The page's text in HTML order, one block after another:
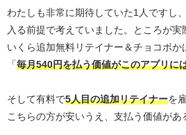
わたしも非常に期待していた1人ですし
入る前提で考えていました。ところが実
いくら追加無料リテイナー＆チョコボか
「毎月540円を払う価値がこのアプリに
そして有料で5人目の追加リテイナーを
こちらの方が安いうえ、支払う価値があ